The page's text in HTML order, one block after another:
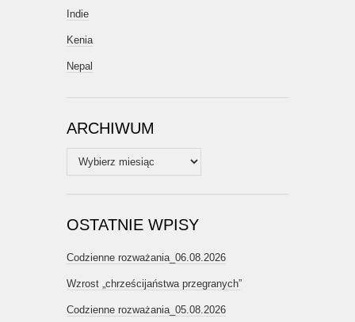
Indie
Kenia
Nepal
ARCHIWUM
Archiwum
OSTATNIE WPISY
Codzienne rozważania_06.08.2026
Wzrost „chrześcijaństwa przegranych”
Codzienne rozważania_05.08.2026